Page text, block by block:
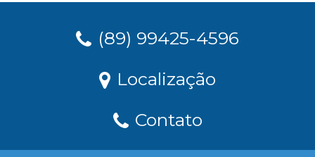
(89) 99425-4596
Localização
Contato